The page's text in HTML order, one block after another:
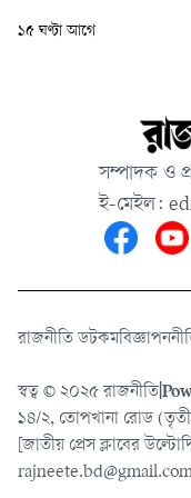
উঠে আসা এক দীর্ঘশ্বাসের
১৫ ঘণ্টা আগে
সম্পাদক ও
ই-মেইল:
রাজনীতি ডটকমবিজ্ঞাপন
স্বত্ব © ২০২৫ রাজনীতি
১৪/২, তোপখানা রোড
[জাতীয় প্রেস ক্লাবের